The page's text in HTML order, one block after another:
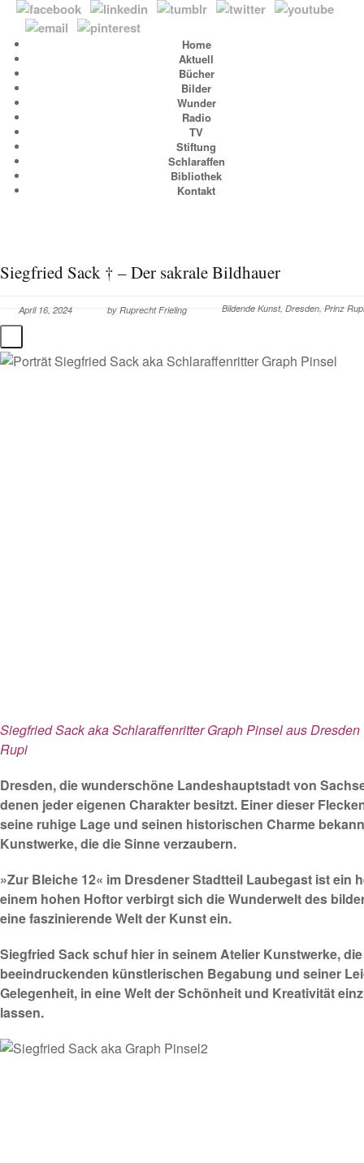
Home
Aktuell
Bücher
Bilder
Wunder
Radio
TV
Stiftung
Schlaraffen
Bibliothek
Kontakt
Siegfried Sack † – Der sakrale Bildhauer
April 16, 2024 by Ruprecht Frieling Bildende Kunst, Dresden, Prinz Rupi
Siegfried Sack aka Schlaraffenritter Graph Pinsel aus
Rupi
Dresden, die wunderschöne Landeshauptstadt von
denen jeder eigenen Charakter besitzt. Einer dieser
seine ruhige Lage und seinen historischen Charme
Kunstwerke, die die Sinne verzaubern.
»Zur Bleiche 12« im Dresdener Stadtteil Laubegast ist ein
einem hohen Hoftor verbirgt sich die Wunderwelt des
eine faszinierende Welt der Kunst ein.
Siegfried Sack schuf hier in seinem Atelier Kunstwerke,
beeindruckenden künstlerischen Begabung und seiner
Gelegenheit, in eine Welt der Schönheit und Kreativität
lassen.